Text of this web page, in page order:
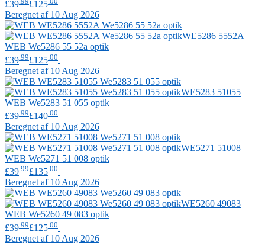
£39
£125
Beregnet af 10 Aug 2026
WE5286 5552A
WEB We5286 55 52a optik
£39 .99£125 .00
Beregnet af 10 Aug 2026
WE5283 51055
WEB We5283 51 055 optik
£39 .99£140 .00
Beregnet af 10 Aug 2026
WE5271 51008
WEB We5271 51 008 optik
£39 .99£135 .00
Beregnet af 10 Aug 2026
WE5260 49083
WEB We5260 49 083 optik
£39 .99£125 .00
Beregnet af 10 Aug 2026